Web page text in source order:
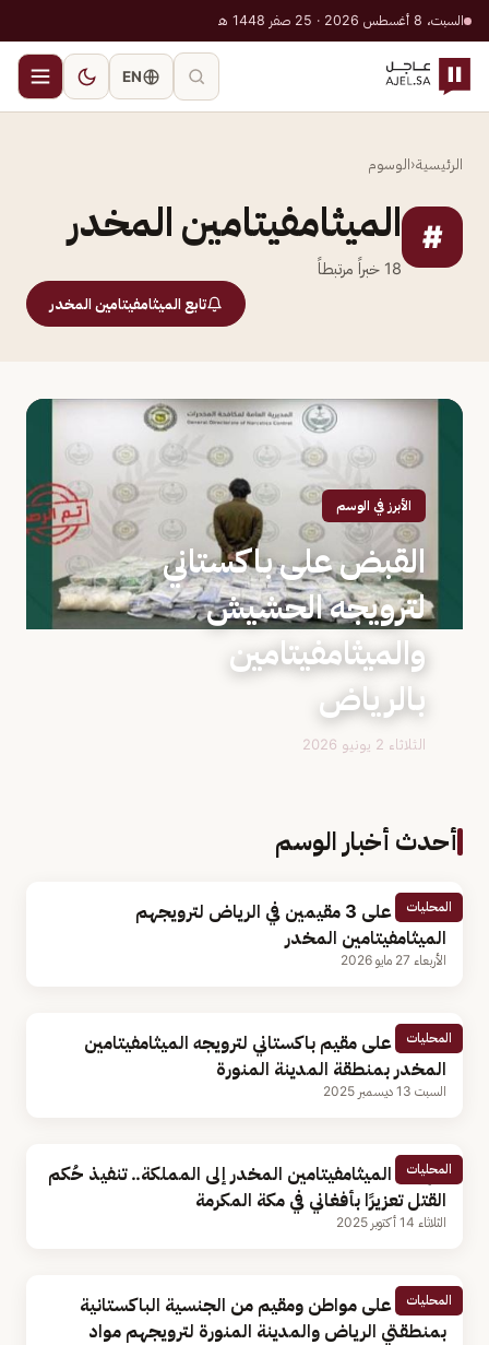
السبت، 8 أغسطس 2026 · 25 صفر 1448 هـ
EN
الرئيسية‹الوسوم
# الميثامفيتامين المخدر
18 خبراً مرتبطاً
تابع الميثامفيتامين المخدر
الأبرز في الوسم
القبض على باكستاني
لترويجه الحشيش
والميثامفيتامين
بالرياض
الثلاثاء 2 يونيو 2026
أحدث أخبار الوسم
المحليات
القبض على 3 مقيمين في الرياض لترويجهم
الميثامفيتامين المخدر
الأربعاء 27 مايو 2026
المحليات
القبض على مقيم باكستاني لترويجه الميثامفيتامين
المخدر بمنطقة المدينة المنورة
السبت 13 ديسمبر 2025
المحليات
لتهريبه الميثامفيتامين المخدر إلى المملكة.. تنفيذ حُكم
القتل تعزيرًا بأفغاني في مكة المكرمة
الثلاثاء 14 أكتوبر 2025
المحليات
القبض على مواطن ومقيم من الجنسية الباكستانية
بمنطقتي الرياض والمدينة المنورة لترويجهم مواد